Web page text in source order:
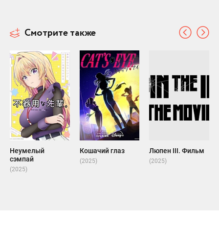
Смотрите также
Неумелый
сэмпай
(2025)
Кошачий глаз
(2025)
Люпен III. Фильм
(2025)